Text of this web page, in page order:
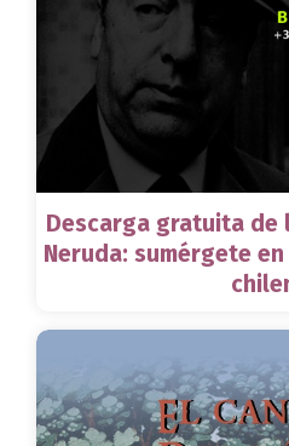
Descarga gratuita de
Neruda: sumérgete